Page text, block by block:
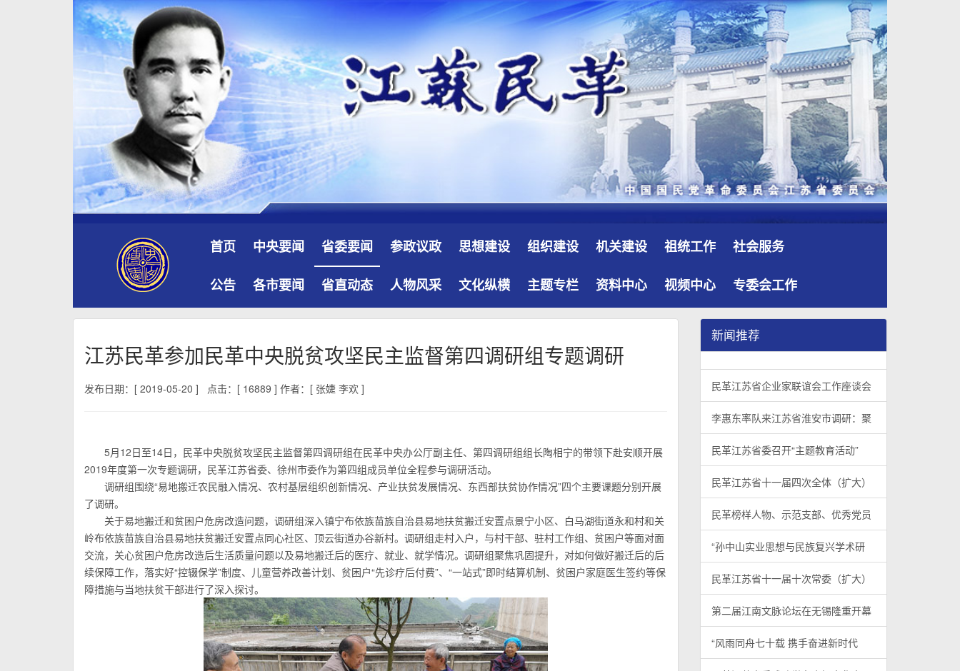
首页 中央要闻 省委要闻 参政议政 思想建设 组织建设 机关建设 祖统工作 社会服务
公告 各市要闻 省直动态 人物风采 文化纵横 主题专栏 资料中心 视频中心 专委会工作
江苏民革参加民革中央脱贫攻坚民主监督第四调研组专题调研
发布日期：[ 2019-05-20 ] 点击：[ 16889 ] 作者：[ 张婕 李欢 ]
5月12日至14日，民革中央脱贫攻坚民主监督第四调研组在民革中央办公厅副主任、第四调研组组长陶相宁的带领下赴安顺开展
2019年度第一次专题调研，民革江苏省委、徐州市委作为第四组成员单位全程参与调研活动。
调研组围绕“易地搬迁农民融入情况、农村基层组织创新情况、产业扶贫发展情况、东西部扶贫协作情况”四个主要课题分别开展
了调研。
关于易地搬迁和贫困户危房改造问题，调研组深入镇宁布依族苗族自治县易地扶贫搬迁安置点景宁小区、白马湖街道永和村和关
岭布依族苗族自治县易地扶贫搬迁安置点同心社区、顶云街道办谷新村。调研组走村入户，与村干部、驻村工作组、贫困户等面对面
交流，关心贫困户危房改造后生活质量问题以及易地搬迁后的医疗、就业、就学情况。调研组聚焦巩固提升，对如何做好搬迁后的后
续保障工作，落实好“控辍保学”制度、儿童营养改善计划、贫困户“先诊疗后付费”、“一站式”即时结算机制、贫困户家庭医生签约等保
障措施与当地扶贫干部进行了深入探讨。
新闻推荐
民革江苏省企业家联谊会工作座谈会在宁召开
1/3 李惠东率队来江苏省淮安市调研：聚焦民革党
2/3 民革江苏省委召开“主题教育活动” 领导班子民
3/3
民革江苏省企业家联谊会工作座谈会
李惠东率队来江苏省淮安市调研：聚
民革江苏省委召开“主题教育活动”
民革江苏省十一届四次全体（扩大）
民革榜样人物、示范支部、优秀党员
“孙中山实业思想与民族复兴学术研
民革江苏省十一届十次常委（扩大）
第二届江南文脉论坛在无锡隆重开幕
“风雨同舟七十载 携手奋进新时代